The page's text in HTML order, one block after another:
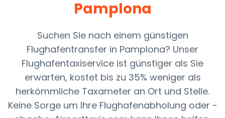
Pamplona
Suchen Sie nach einem günstigen
Flughafentransfer in Pamplona? Unser
Flughafentaxiservice ist günstiger als Sie
erwarten, kostet bis zu 35% weniger als
herkömmliche Taxameter an Ort und Stelle.
Keine Sorge um Ihre Flughafenabholung oder -